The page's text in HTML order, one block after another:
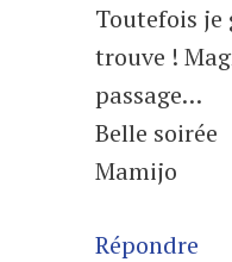
Toutefois je
trouve !
passage…
Belle soirée
Mamijo
Répondre